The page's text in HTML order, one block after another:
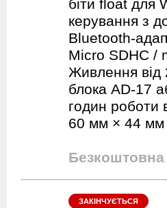
біти float для
керування з
Bluetooth-
Micro SDHC /
Живлення від
блока AD-17
годин роботи
60 мм × 44 мм
Безкоштовна
ЗАКІНЧУЄТЬСЯ